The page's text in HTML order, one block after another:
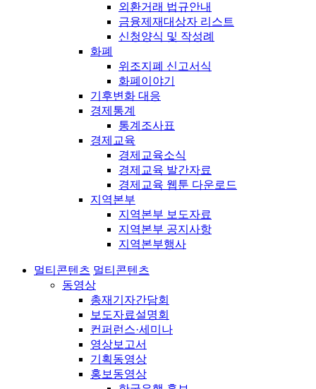
외환거래 법규안내
금융제재대상자 리스트
신청양식 및 작성례
화폐
위조지폐 신고서식
화폐이야기
기후변화 대응
경제통계
통계조사표
경제교육
경제교육소식
경제교육 발간자료
경제교육 웹툰 다운로드
지역본부
지역본부 보도자료
지역본부 공지사항
지역본부행사
멀티콘텐츠 멀티콘텐츠
동영상
총재기자간담회
보도자료설명회
컨퍼런스·세미나
영상보고서
기획동영상
홍보동영상